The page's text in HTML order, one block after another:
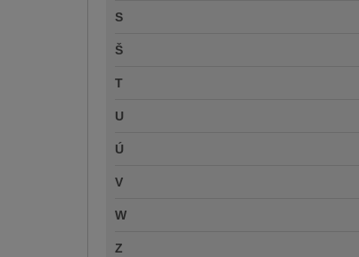
S
Š
T
U
Ú
V
W
Z